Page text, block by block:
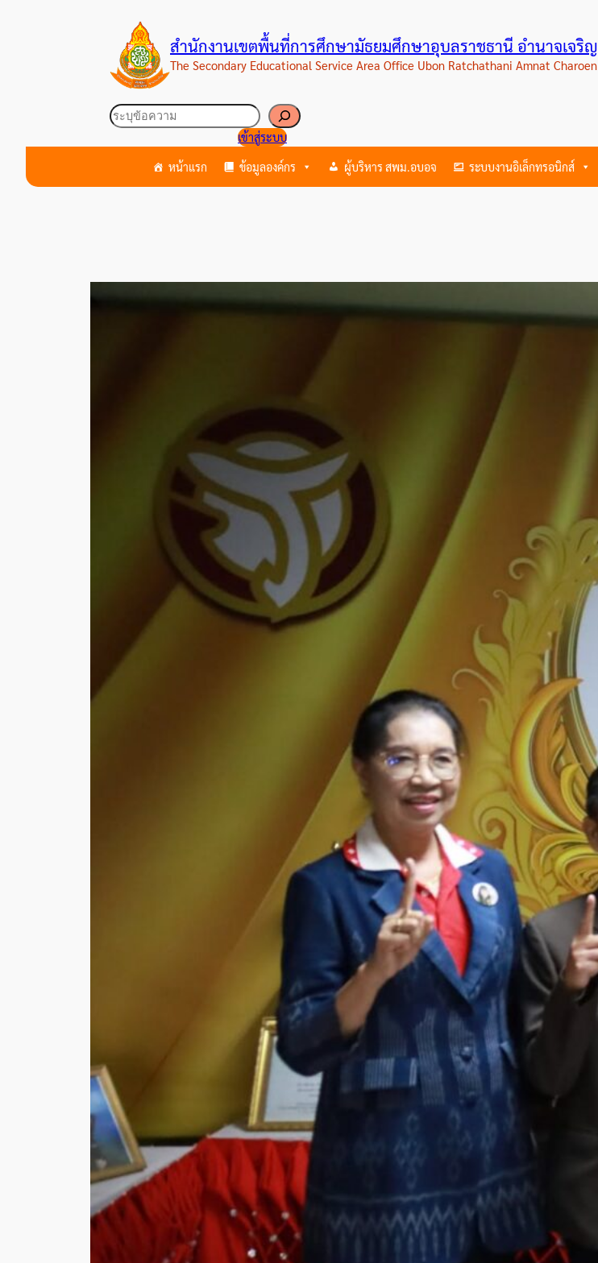
สำนักงานเขตพื้นที่การศึกษามัธยมศึกษาอุบลราชธานี อำนาจเจริญ
The Secondary Educational Service Area Office Ubon Ratchathani Amnat Charoen
ค้นหา
เข้าสู่ระบบ
หน้าแรก ข้อมูลองค์กร ผู้บริหาร สพม.อบอจ ระบบงานอิเล็กทรอนิกส์